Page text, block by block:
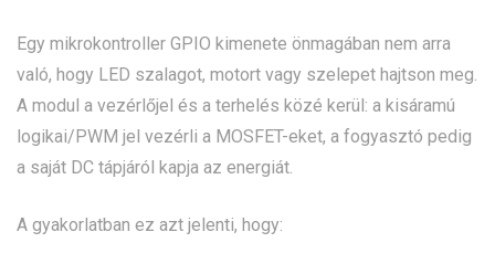
Egy mikrokontroller GPIO kimenete önmagában nem arra
való, hogy LED szalagot, motort vagy szelepet hajtson meg.
A modul a vezérlőjel és a terhelés közé kerül: a kisáramú
logikai/PWM jel vezérli a MOSFET-eket, a fogyasztó pedig
a saját DC tápjáról kapja az energiát.
A gyakorlatban ez azt jelenti, hogy: